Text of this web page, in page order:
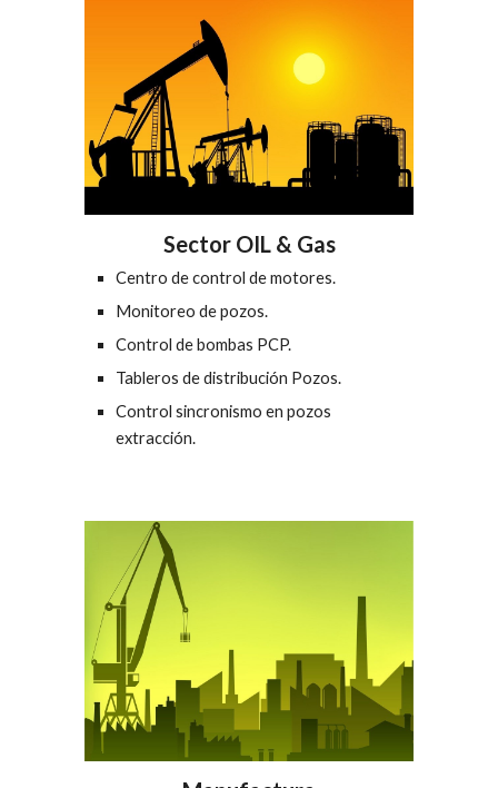
Sector OIL & Gas
Centro de control de motores.
Monitoreo de pozos.
Control de bombas PCP.
Tableros de distribución Pozos.
Control sincronismo en pozos
extracción.